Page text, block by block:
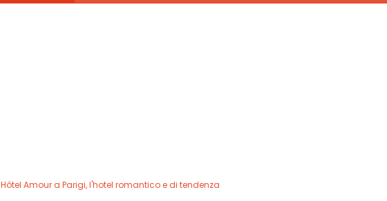
Hôtel Amour a Parigi, l'hotel romantico e di tendenza